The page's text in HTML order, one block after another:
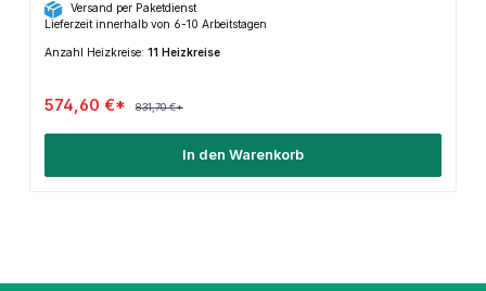
Versand per Paketdienst
Lieferzeit innerhalb von 6-10 Arbeitstagen
Anzahl Heizkreise: 11 Heizkreise
574,60 €* 831,70 €*
In den Warenkorb